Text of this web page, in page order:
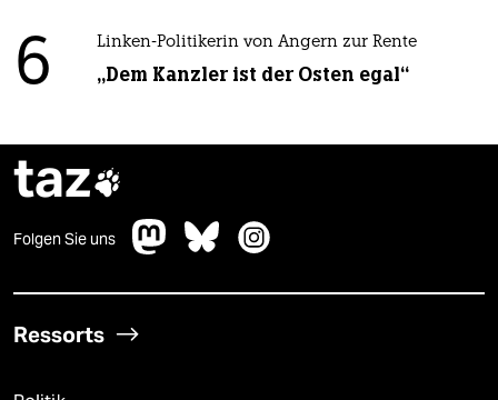
6 Linken-Politikerin von Angern zur Rente
„Dem Kanzler ist der Osten egal“
taz
Folgen Sie uns
Ressorts